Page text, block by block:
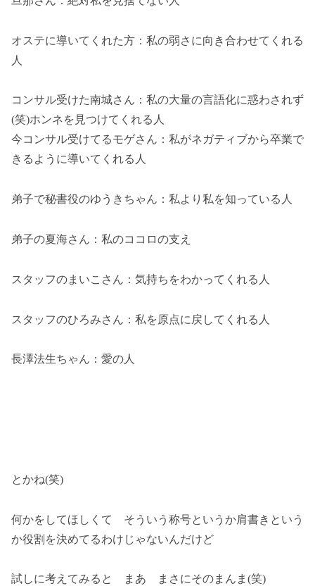
オステに導いてくれた方：私の弱さに向き合わせてくれる
人
コンサル受けた南城さん：私の大量の言語化に惑わされず
(笑)ホンネを見つけてくれる人
今コンサル受けてるモゲさん：私がネガティブから卒業で
きるように導いてくれる人
弟子で秘書役のゆうきちゃん：私より私を知っている人
弟子の夏海さん：私のココロの支え
スタッフのまいこさん：気持ちをわかってくれる人
スタッフのひろみさん：私を原点に戻してくれる人
長澤法生ちゃん：愛の人
とかね(笑)
何かをしてほしくて そういう称号というか肩書きという
か役割を決めてるわけじゃないんだけど
試しに考えてみると まあ まさにそのまんま(笑)